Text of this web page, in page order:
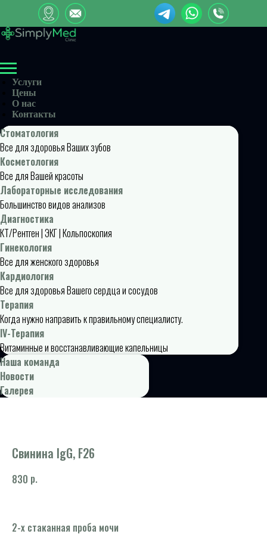
Услуги
Цены
О нас
Контакты
Стоматология
Все для здоровья Ваших зубов
Косметология
Все для Вашей красоты
Лабораторные исследования
Большинство видов анализов
Диагностика
КТ/Рентген | ЭКГ | Кольпоскопия
Гинекология
Все для женского здоровья
Кардиология
Все для здоровья Вашего сердца и сосудов
Терапия
Когда нужно направить к правильному специалисту.
IV-Терапия
Витаминные и восстанавливающие капельницы
Наша команда
Новости
Галерея
Свинина IgG, F26
830 р.
2-х стаканная проба мочи